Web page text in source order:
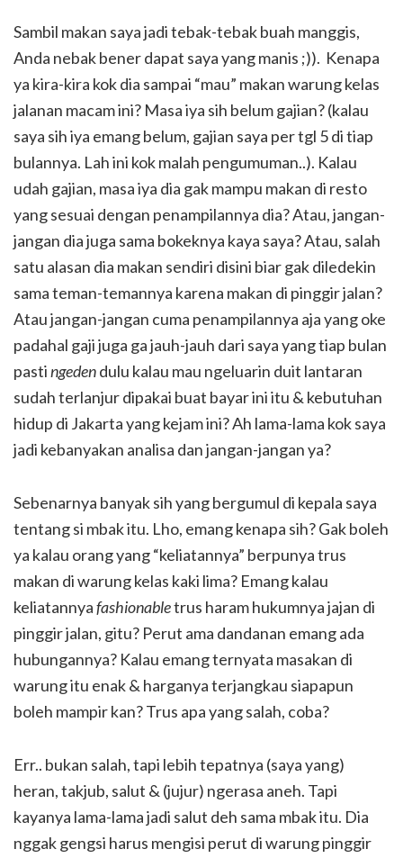
Sambil makan saya jadi tebak-tebak buah manggis,
Anda nebak bener dapat saya yang manis ;)). Kenapa
ya kira-kira kok dia sampai “mau” makan warung kelas
jalanan macam ini? Masa iya sih belum gajian? (kalau
saya sih iya emang belum, gajian saya per tgl 5 di tiap
bulannya. Lah ini kok malah pengumuman..). Kalau
udah gajian, masa iya dia gak mampu makan di resto
yang sesuai dengan penampilannya dia? Atau, jangan-
jangan dia juga sama bokeknya kaya saya? Atau, salah
satu alasan dia makan sendiri disini biar gak diledekin
sama teman-temannya karena makan di pinggir jalan?
Atau jangan-jangan cuma penampilannya aja yang oke
padahal gaji juga ga jauh-jauh dari saya yang tiap bulan
pastingedendulu kalau mau ngeluarin duit lantaran
sudah terlanjur dipakai buat bayar ini itu & kebutuhan
hidup di Jakarta yang kejam ini? Ah lama-lama kok saya
jadi kebanyakan analisa dan jangan-jangan ya?
Sebenarnya banyak sih yang bergumul di kepala saya
tentang si mbak itu. Lho, emang kenapa sih? Gak boleh
ya kalau orang yang “keliatannya” berpunya trus
makan di warung kelas kaki lima? Emang kalau
keliatannyafashionabletrus haram hukumnya jajan di
pinggir jalan, gitu? Perut ama dandanan emang ada
hubungannya? Kalau emang ternyata masakan di
warung itu enak & harganya terjangkau siapapun
boleh mampir kan? Trus apa yang salah, coba?
Err.. bukan salah, tapi lebih tepatnya (saya yang)
heran, takjub, salut & (jujur) ngerasa aneh. Tapi
kayanya lama-lama jadi salut deh sama mbak itu. Dia
nggak gengsi harus mengisi perut di warung pinggir